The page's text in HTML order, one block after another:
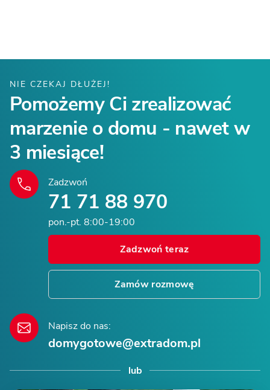
NIE CZEKAJ DŁUŻEJ!
Pomożemy Ci zrealizować
marzenie o domu - nawet w
3 miesiące!
Zadzwoń
71 71 88 970
pon.-pt. 8:00-19:00
Zadzwoń teraz
Zamów rozmowę
Napisz do nas:
domygotowe@extradom.pl
lub